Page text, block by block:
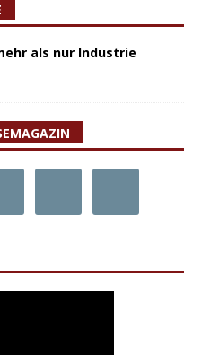
als nur Industrie